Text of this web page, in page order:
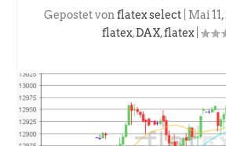
Gepostet vonflatex select| Mai 11,
flatex,DAX,flatex